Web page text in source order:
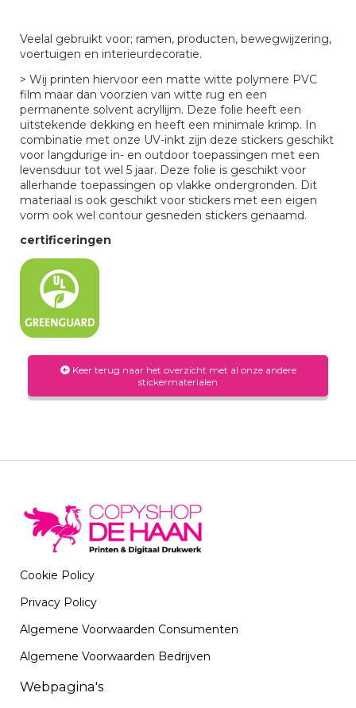
Veelal gebruikt voor; ramen, producten, bewegwijzering,
voertuigen en interieurdecoratie.
> Wij printen hiervoor een matte witte polymere PVC
film maar dan voorzien van witte rug en een
permanente solvent acryllijm. Deze folie heeft een
uitstekende dekking en heeft een minimale krimp. In
combinatie met onze UV-inkt zijn deze stickers geschikt
voor langdurige in- en outdoor toepassingen met een
levensduur tot wel 5 jaar. Deze folie is geschikt voor
allerhande toepassingen op vlakke ondergronden. Dit
materiaal is ook geschikt voor stickers met een eigen
vorm ook wel contour gesneden stickers genaamd.
certificeringen
Keer terug naar het overzicht met al onze andere
stickermaterialen
Cookie Policy
Privacy Policy
Algemene Voorwaarden Consumenten
Algemene Voorwaarden Bedrijven
Webpagina's